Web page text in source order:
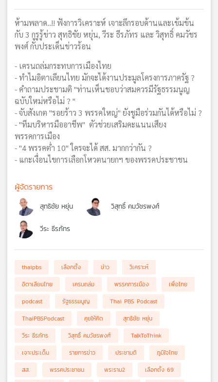
ห้ามพลาด..!! ฟังการวิเคราะห์ เจาะลึกรอบด้านและเข้มข้น
กับ 3 กูรูรู้ข่าว สุทธิชัย หยุ่น, วีระ ธีรภัทร และ วิสุทธิ์ คมวัชร
พงศ์ กับประเด็นข่าวร้อน
- เครนถล่มกระทบการเมืองไทย
- ทำไมอิตาเลียนไทย มักจะได้งานประมูลโครงการภาครัฐ ?
- คำถามประชามติ "ท่านเห็นชอบว่าสมควรมีรัฐธรรมนูญ
ฉบับใหม่หรือไม่ ? "
- จับสังเกต "รอยร้าว 3 พรรคใหญ่" ยังชูมือร่วมกันได้หรือไม่ ?
- "ทีมบริหารมืออาชีพ" ตัวช่วยเสริมคะแนนเสียง
พรรคการเมือง
- "4 พรรคต่ำ 10" ใครจะได้ สส. มากกว่ากัน ?
- แกะเงื่อนไขการเลือกโหวตนายกฯ ของพรรคประชาชน
ผู้จัดรายการ
สุทธิชัย หยุ่น วิสุทธิ์ คมวัชรพงศ์
วีระ ธีรภัทร
thaipbs เลือกตั้ง ข่าว
วิเคราะห์
อิตาเลียนไทย
เครนถล่ม พรรคการเมือง
เพื่อไทย
podcast
รัฐธรรมนูญ
Thai PBS Podcast
ThaiPBSPodcast
คุยให้คิด
สุทธิชัย หยุ่น
วีระ ธีรภัทร
วิสุทธิ์ คมวัชรพงศ์
TalkToThink
เจาะประเด็น
รายการข่าว ประชามติ
ภูมิใจไทย
สส.
พรรคประชาชน พระราม2
เลือกตั้ง 69